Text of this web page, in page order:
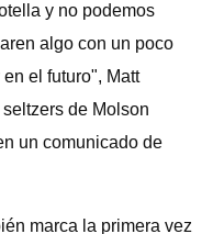
y no podemos
algo con un poco
el futuro", Matt
de Molson
un comunicado de
marca la primera vez